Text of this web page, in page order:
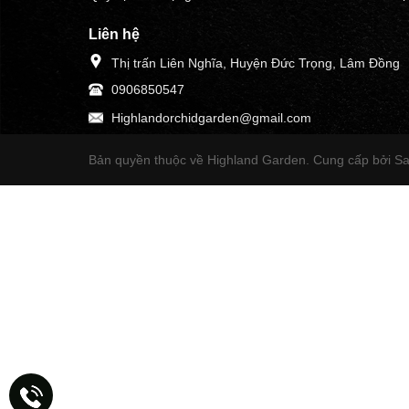
Liên hệ
Thị trấn Liên Nghĩa, Huyện Đức Trọng, Lâm Đồng
0906850547
Highlandorchidgarden@gmail.com
Bản quyền thuộc về Highland Garden. Cung cấp bởi